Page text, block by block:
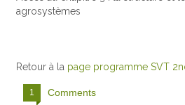
agrosystèmes
Retour à la page programme SVT
1 Comments